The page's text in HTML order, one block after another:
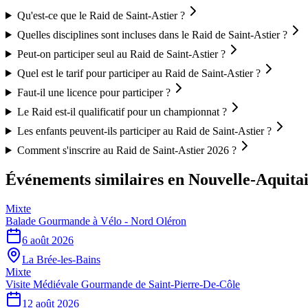
Qu'est-ce que le Raid de Saint-Astier ?
Quelles disciplines sont incluses dans le Raid de Saint-Astier ?
Peut-on participer seul au Raid de Saint-Astier ?
Quel est le tarif pour participer au Raid de Saint-Astier ?
Faut-il une licence pour participer ?
Le Raid est-il qualificatif pour un championnat ?
Les enfants peuvent-ils participer au Raid de Saint-Astier ?
Comment s'inscrire au Raid de Saint-Astier 2026 ?
Événements similaires en Nouvelle-
Mixte
Balade Gourmande à Vélo - Nord Oléron
6 août 2026
La Brée-les-Bains
Mixte
Visite Médiévale Gourmande de Saint-Pierre-De-Côle
12 août 2026